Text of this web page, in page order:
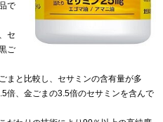
で
セ
ご
まと比較し、セサミンの含有量が多
倍、金ごまの3.5倍のセサミンを含んで